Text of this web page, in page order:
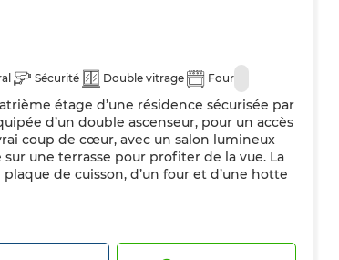
Sécurité Double vitrage Four
étage d’une résidence sécurisée par
d’un double ascenseur, pour un accès
coup de cœur, avec un salon lumineux
une terrasse pour profiter de la vue. La
de cuisson, d’un four et d’une hotte